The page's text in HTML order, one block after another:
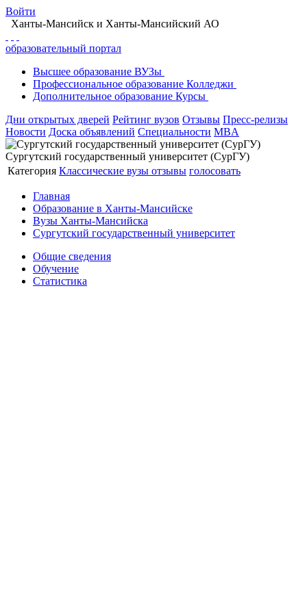
Войти
Ханты-Мансийск и Ханты-Мансийский АО
образовательный портал
Высшее образование ВУЗы
Профессиональное образование Колледжи
Дополнительное образование Курсы
Дни открытых дверей Рейтинг вузов Отзывы Пресс-релизы
Новости Доска объявлений Специальности MBA
Сургутский государственный университет (СурГУ)
Категория Классические вузы отзывы голосовать
Главная
Образование в Ханты-Мансийске
Вузы Ханты-Мансийска
Сургутский государственный университет
Общие сведения
Обучение
Статистика